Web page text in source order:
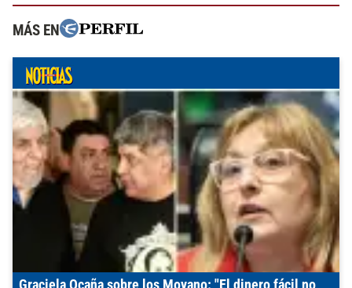
MÁS EN
Graciela Ocaña sobre los Moyano: "El dinero fácil no